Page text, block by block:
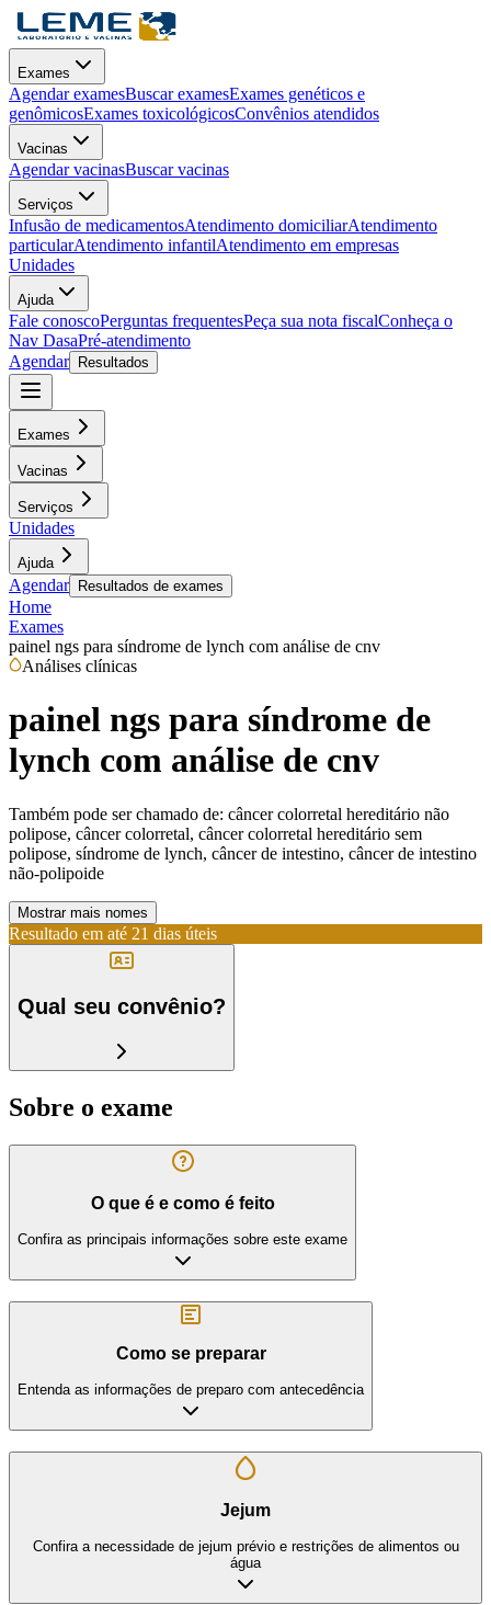
Exames
Agendar examesBuscar examesExames genéticos e
genômicosExames toxicológicosConvênios atendidos
Vacinas
Agendar vacinasBuscar vacinas
Serviços
Infusão de medicamentosAtendimento domiciliarAtendimento
particularAtendimento infantilAtendimento em empresas
Unidades
Ajuda
Fale conoscoPerguntas frequentesPeça sua nota fiscalConheça o
Nav DasaPré-atendimento
Agendar
Resultados
Exames
Vacinas
Serviços
Unidades
Ajuda
Agendar Resultados de exames
Home
Exames
painel ngs para síndrome de lynch com análise de cnv
Análises clínicas
painel ngs para síndrome de
lynch com análise de cnv
Também pode ser chamado de: câncer colorretal hereditário não
polipose, câncer colorretal, câncer colorretal hereditário sem
polipose, síndrome de lynch, câncer de intestino, câncer de intestino
não-polipoide
Mostrar mais nomes
Resultado em até 21 dias úteis
Qual seu convênio?
Sobre o exame
O que é e como é feito
Confira as principais informações sobre este exame
Como se preparar
Entenda as informações de preparo com antecedência
Jejum
Confira a necessidade de jejum prévio e restrições de alimentos ou
água